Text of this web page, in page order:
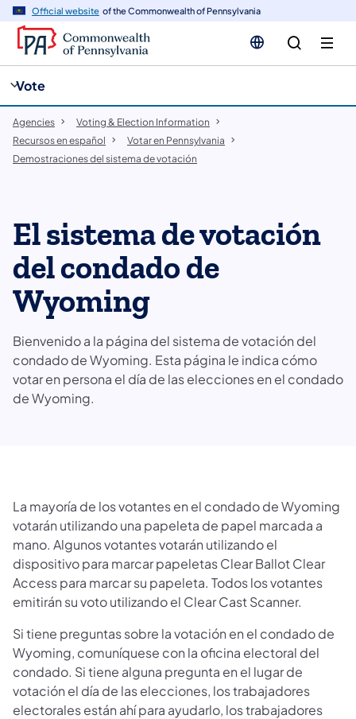
Official website of the Commonwealth of Pennsylvania
Vote
Agencies
Voting & Election Information
Recursos en español
Votar en Pennsylvania
​Demostraciones del sistema de votación
El sistema de votación
del condado de
Wyoming
Bienvenido a la página del sistema de votación del
condado de Wyoming. Esta página le indica cómo
votar en persona el día de las elecciones en el condado
de Wyoming.
La mayoría de los votantes en el condado de Wyoming
votarán utilizando una papeleta de papel marcada a
mano. Algunos votantes votarán utilizando el
dispositivo para marcar papeletas Clear Ballot Clear
Access para marcar su papeleta. Todos los votantes
emitirán su voto utilizando el Clear Cast Scanner.
Si tiene preguntas sobre la votación en el condado de
Wyoming, comuníquese con la oficina electoral del
condado. Si tiene alguna pregunta en el lugar de
votación el día de las elecciones, los trabajadores
electorales están ahí para ayudarlo, los trabajadores